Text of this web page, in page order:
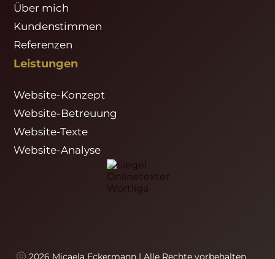
Über mich
Kundenstimmen
Referenzen
Leistungen
Website-Konzept
Website-Betreuung
Website-Texte
Website-Analyse
2026 Micaela Eckermann | Alle Rechte vorbehalten